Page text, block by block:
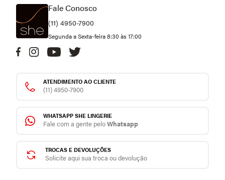
Fale Conosco
(11) 4950-7900
Segunda a Sexta-feira 8:30 às 17:00
ATENDIMENTO AO CLIENTE
(11) 4950-7900
WHATSAPP SHE LINGERIE
Fale com a gente peloWhatsapp
TROCAS E DEVOLUÇÕES
Solicite aqui sua troca ou devolução